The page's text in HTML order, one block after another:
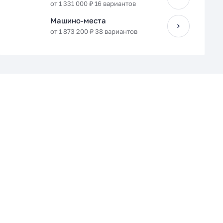
от 1 331 000 ₽ 16 вариантов
Машино-места
от 1 873 200 ₽ 38 вариантов